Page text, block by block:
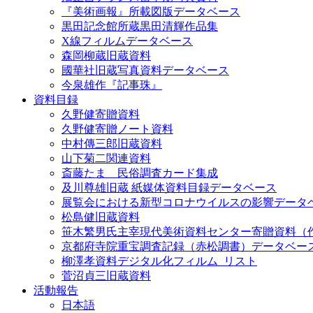
『美術画報』所載図版データベース
黒田記念館所蔵黒田清輝作品集
X線フィルムデータベース
森岡柳蔵旧蔵資料
國華社旧蔵写真資料データベース
今泉雄作『記事珠』
資料目録
久野健寄贈資料
久野健寄贈ノート資料
中村傳三郎旧蔵資料
山下菊二関連資料
斎藤たま 民俗調査カード集成
及川尊雄旧蔵 紙媒体資料目録データベース
展覧会における新型コロナウイルスの影響データ
松島健旧蔵資料
笹木繁男氏主宰現代美術資料センター寄贈資料（
京都府寺院重宝調査記録（赤松調書）データベー
柳澤孝資料デジタル化フィルム_リスト
菅沼貞三旧蔵資料
活動報告
日本語